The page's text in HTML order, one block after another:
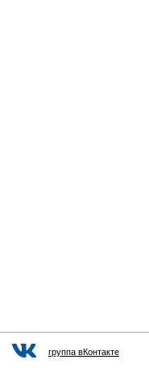
группа вКонтакте